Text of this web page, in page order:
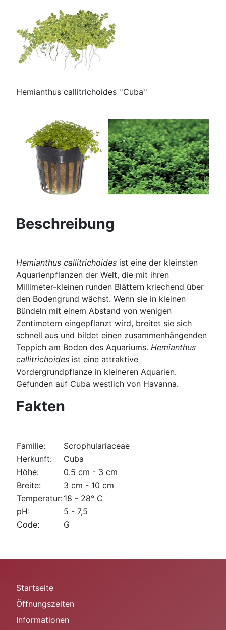
Hemianthus callitrichoides ''Cuba''
Beschreibung
Hemianthus callitrichoides ist eine der kleinsten
Aquarienpflanzen der Welt, die mit ihren
Millimeter-kleinen runden Blättern kriechend über
den Bodengrund wächst. Wenn sie in kleinen
Bündeln mit einem Abstand von wenigen
Zentimetern eingepflanzt wird, breitet sie sich
schnell aus und bildet einen zusammenhängenden
Teppich am Boden des Aquariums. Hemianthus
callitrichoides ist eine attraktive
Vordergrundpflanze in kleineren Aquarien.
Gefunden auf Cuba westlich von Havanna.
Fakten
Familie:
Scrophulariaceae
Herkunft:
Cuba
Höhe:
0.5 cm - 3 cm
Breite:
3 cm - 10 cm
Temperatur:18 - 28° C
pH:
5 - 7,5
Code:
G
Startseite
Öffnungszeiten
Informationen